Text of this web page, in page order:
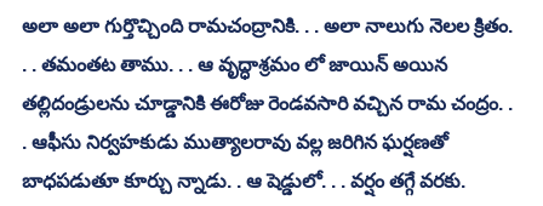
అలా అలా గుర్తొచ్చింది రామచంద్రానికి. . . అలా నాలుగు నెలల క్రితం.
. . తమంతట తాము. . . ఆ వృద్ధాశ్రమం లో జాయిన్ అయిన
తల్లిదండ్రులను చూడ్డానికి ఈరోజు రెండవసారి వచ్చిన రామ చంద్రం. .
. ఆఫీసు నిర్వహకుడు ముత్యాలరావు వల్ల జరిగిన ఘర్షణతో
బాధపడుతూ కూర్చు న్నాడు. . ఆ షెడ్డులో. . . వర్షం తగ్గే వరకు.